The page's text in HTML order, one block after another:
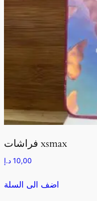
فراشات xsmax
10,00 د.إ
اضف الى السلة